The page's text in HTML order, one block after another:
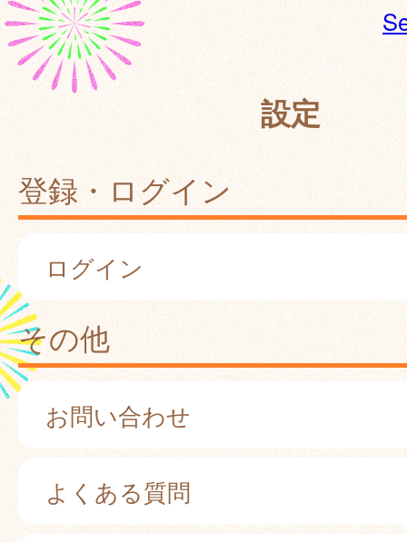
設定
登録・ログイン
ログイン
その他
お問い合わせ
よくある質問